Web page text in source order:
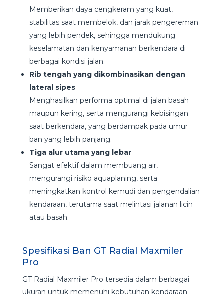
Memberikan daya cengkeram yang kuat,
stabilitas saat membelok, dan jarak pengereman
yang lebih pendek, sehingga mendukung
keselamatan dan kenyamanan berkendara di
berbagai kondisi jalan.
Rib tengah yang dikombinasikan dengan
lateral sipes
Menghasilkan performa optimal di jalan basah
maupun kering, serta mengurangi kebisingan
saat berkendara, yang berdampak pada umur
ban yang lebih panjang.
Tiga alur utama yang lebar
Sangat efektif dalam membuang air,
mengurangi risiko aquaplaning, serta
meningkatkan kontrol kemudi dan pengendalian
kendaraan, terutama saat melintasi jalanan licin
atau basah.
Spesifikasi Ban GT Radial Maxmiler
Pro
GT Radial Maxmiler Pro tersedia dalam berbagai
ukuran untuk memenuhi kebutuhan kendaraan